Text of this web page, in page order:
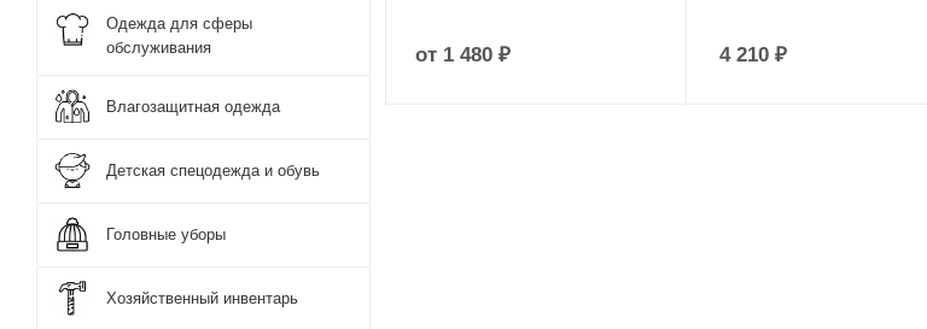
от 1 480 ₽ 4 210₽
Одежда для сферы
обслуживания
Влагозащитная одежда
Детская спецодежда и обувь
Головные уборы
Хозяйственный инвентарь